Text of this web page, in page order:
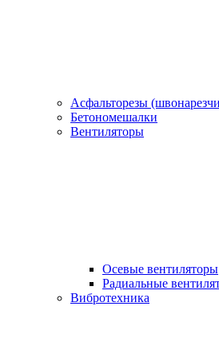
Асфальторезы
Бетономешалки
Вентиляторы
Осевые вентиляторы
Радиальные
Вибротехника